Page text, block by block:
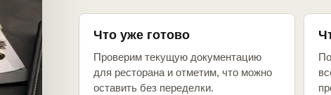
Что уже готово
Проверим текущую документацию
для ресторана и отметим, что можно
оставить без переделки.